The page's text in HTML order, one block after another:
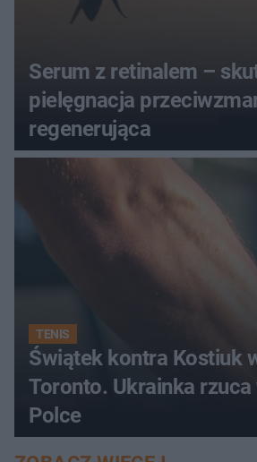
Serum z retinalem –
pielęgnacja
regenerująca
TENIS
Świątek kontra Kostiuk
Toronto. Ukrainka
Polce